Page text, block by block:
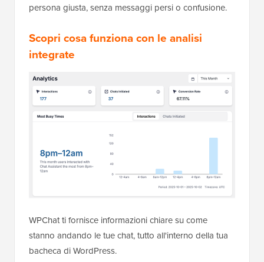
persona giusta, senza messaggi persi o confusione.
Scopri cosa funziona con le analisi
integrate
WPChat ti fornisce informazioni chiare su come
stanno andando le tue chat, tutto all'interno della tua
bacheca di WordPress.